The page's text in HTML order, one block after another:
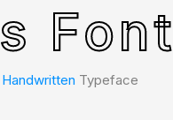
Font
Handwritten Typeface